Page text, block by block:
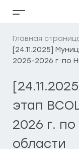
Кнопка
бокового
меню
Главная
[24.11.2025]
2025-2026 г. по
этап
2026 г.
области